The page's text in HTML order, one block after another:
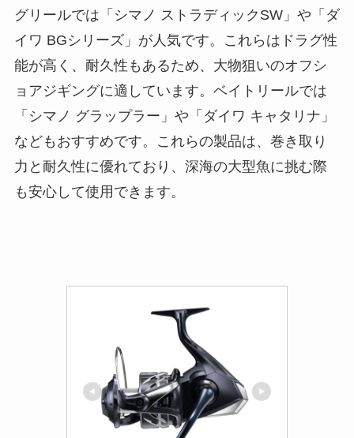
グリールでは「シマノ ストラディックSW」や「ダ
イワ BGシリーズ」が人気です。これらはドラグ性
能が高く、耐久性もあるため、大物狙いのオフシ
ョアジギングに適しています。ベイトリールでは
「シマノ グラップラー」や「ダイワ キャタリナ」
などもおすすめです。これらの製品は、巻き取り
力と耐久性に優れており、深海の大型魚に挑む際
も安心して使用できます。